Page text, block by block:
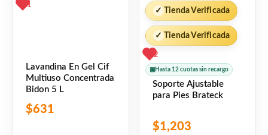
1
Lavandina En Gel Cif
Multiuso Concentrada
Bidon 5 L
$631
✓ Tienda Verificada
✓ Tienda Verificada
2
▣ Hasta 12 cuotas sin recargo
Soporte Ajustable
para Pies Brateck
$1,203